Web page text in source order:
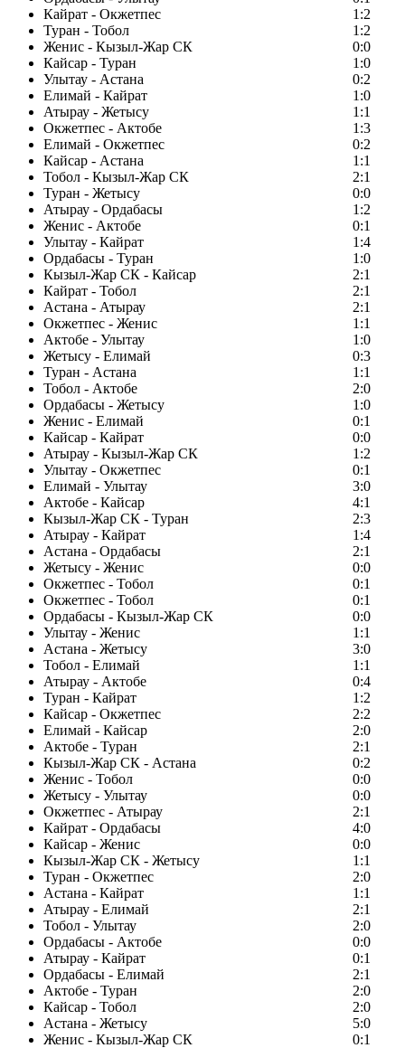
Кайрат - Окжетпес
1:2
Туран - Тобол
1:2
Женис - Кызыл-Жар СК
0:0
Кайсар - Туран
1:0
Улытау - Астана
0:2
Елимай - Кайрат
1:0
Атырау - Жетысу
1:1
Окжетпес - Актобе
1:3
Елимай - Окжетпес
0:2
Кайсар - Астана
1:1
Тобол - Кызыл-Жар СК
2:1
Туран - Жетысу
0:0
Атырау - Ордабасы
1:2
Женис - Актобе
0:1
Улытау - Кайрат
1:4
Ордабасы - Туран
1:0
Кызыл-Жар СК - Кайсар
2:1
Кайрат - Тобол
2:1
Астана - Атырау
2:1
Окжетпес - Женис
1:1
Актобе - Улытау
1:0
Жетысу - Елимай
0:3
Туран - Астана
1:1
Тобол - Актобе
2:0
Ордабасы - Жетысу
1:0
Женис - Елимай
0:1
Кайсар - Кайрат
0:0
Атырау - Кызыл-Жар СК
1:2
Улытау - Окжетпес
0:1
Елимай - Улытау
3:0
Актобе - Кайсар
4:1
Кызыл-Жар СК - Туран
2:3
Атырау - Кайрат
1:4
Астана - Ордабасы
2:1
Жетысу - Женис
0:0
Окжетпес - Тобол
0:1
Окжетпес - Тобол
0:1
Ордабасы - Кызыл-Жар СК
0:0
Улытау - Женис
1:1
Астана - Жетысу
3:0
Тобол - Елимай
1:1
Атырау - Актобе
0:4
Туран - Кайрат
1:2
Кайсар - Окжетпес
2:2
Елимай - Кайсар
2:0
Актобе - Туран
2:1
Кызыл-Жар СК - Астана
0:2
Женис - Тобол
0:0
Жетысу - Улытау
0:0
Окжетпес - Атырау
2:1
Кайрат - Ордабасы
4:0
Кайсар - Женис
0:0
Кызыл-Жар СК - Жетысу
1:1
Туран - Окжетпес
2:0
Астана - Кайрат
1:1
Атырау - Елимай
2:1
Тобол - Улытау
2:0
Ордабасы - Актобе
0:0
Атырау - Кайрат
0:1
Ордабасы - Елимай
2:1
Актобе - Туран
2:0
Кайсар - Тобол
2:0
Астана - Жетысу
5:0
Женис - Кызыл-Жар СК
0:1